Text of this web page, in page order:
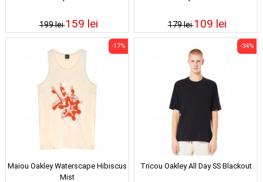
199 lei159 lei 179 lei109 lei
Maiou Oakley Waterscape Hibiscus
Mist
-17%
Tricou Oakley All Day SS Blackout
-34%